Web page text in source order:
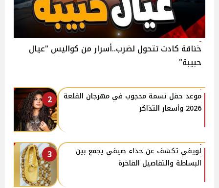
خناقة كادت تتحول لضرب..أسرار من كواليس "عيال
حبيبة"
2
موعد حفل نسمة محجوب في مهرجان القلعة
2026 وأسعار التذاكر
3
لويفي تكشف عن حذاء صيفي يجمع بين
البساطة والتفاصيل الفاخرة